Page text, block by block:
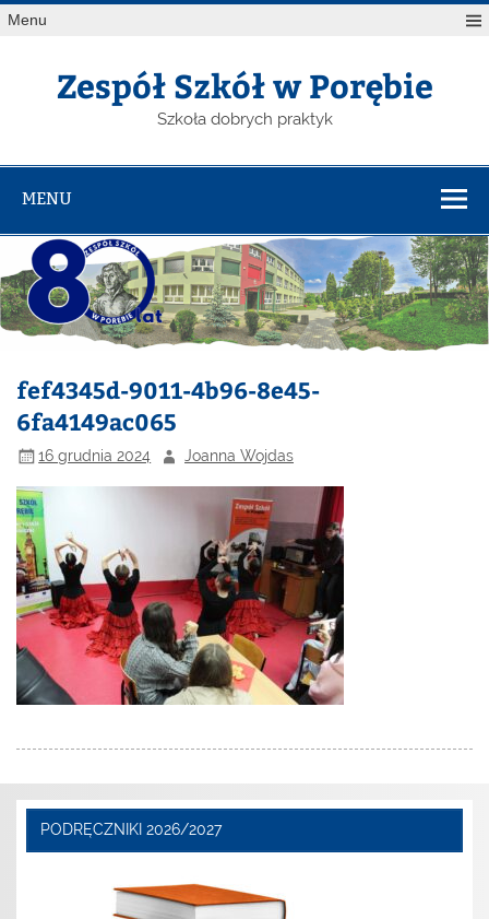
Menu
Zespół Szkół w Porębie
Szkoła dobrych praktyk
MENU
fef4345d-9011-4b96-8e45-
6fa4149ac065
16 grudnia 2024 Joanna Wojdas
PODRĘCZNIKI 2026/2027